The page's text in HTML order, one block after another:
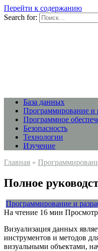
Перейти к содержанию
Search for:
База данных
Программирование и
Программное
Безопасность
Технологии
Изучение
Главная »
Полное
Программирование и
На чтение 16 мин
Визуализация данных
инструментов и методов
визуальными объектами,